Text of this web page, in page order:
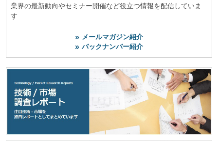
業界の最新動向やセミナー開催など役立つ情報を配信していま
す
メールマガジン紹介
バックナンバー紹介